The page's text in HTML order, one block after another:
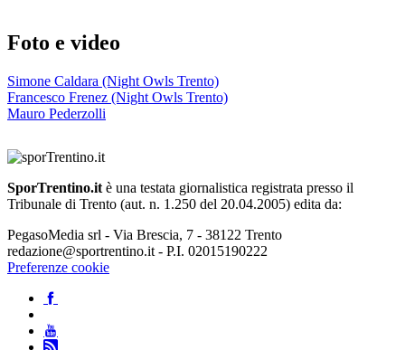
Foto e video
Simone Caldara (Night Owls Trento)
Francesco Frenez (Night Owls Trento)
Mauro Pederzolli
SporTrentino.it è una testata giornalistica registrata presso il
Tribunale di Trento (aut. n. 1.250 del 20.04.2005) edita da:
PegasoMedia srl - Via Brescia, 7 - 38122 Trento
redazione@sportrentino.it - P.I. 02015190222
Preferenze cookie